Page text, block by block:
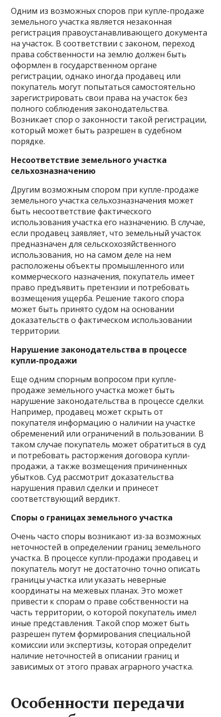
Одним из возможных споров при купле-продаже
земельного участка является незаконная
регистрация правоустанавливающего документа
на участок. В соответствии с законом, переход
права собственности на землю должен быть
оформлен в государственном органе
регистрации, однако иногда продавец или
покупатель могут попытаться самостоятельно
зарегистрировать свои права на участок без
полного соблюдения законодательства.
Возникает спор о законности такой регистрации,
который может быть разрешен в судебном
порядке.
Несоответствие земельного участка
сельхозназначению
Другим возможным спором при купле-продаже
земельного участка сельхозназначения может
быть несоответствие фактического
использования участка его назначению. В случае,
если продавец заявляет, что земельный участок
предназначен для сельскохозяйственного
использования, но на самом деле на нем
расположены объекты промышленного или
коммерческого назначения, покупатель имеет
право предъявить претензии и потребовать
возмещения ущерба. Решение такого спора
может быть принято судом на основании
доказательств о фактическом использовании
территории.
Нарушение законодательства в процессе
купли-продажи
Еще одним спорным вопросом при купле-
продаже земельного участка может быть
нарушение законодательства в процессе сделки.
Например, продавец может скрыть от
покупателя информацию о наличии на участке
обременений или ограничений в пользовании. В
таком случае покупатель может обратиться в суд
и потребовать расторжения договора купли-
продажи, а также возмещения причиненных
убытков. Суд рассмотрит доказательства
нарушения правил сделки и принесет
соответствующий вердикт.
Споры о границах земельного участка
Очень часто споры возникают из-за возможных
неточностей в определении границ земельного
участка. В процессе купли-продажи продавец и
покупатель могут не достаточно точно описать
границы участка или указать неверные
координаты на межевых планах. Это может
привести к спорам о праве собственности на
часть территории, о которой покупатель имел
иные представления. Такой спор может быть
разрешен путем формирования специальной
комиссии или экспертизы, которая определит
наличие неточностей в описании границ и
зависимых от этого правах аграрного участка.
Особенности передачи